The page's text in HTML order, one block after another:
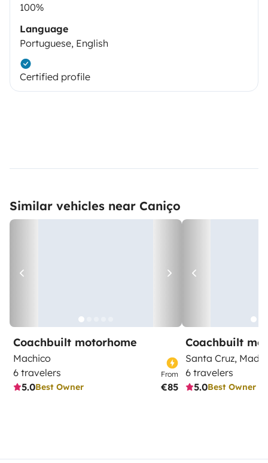
100%
Language
Portuguese, English
Certified profile
Similar vehicles near Caniço
Coachbuilt motorhome
Machico
6 travelers
5.0Best Owner
From
€85
Coachbuilt
Santa Cruz,
6 travelers
5.0Best Owner